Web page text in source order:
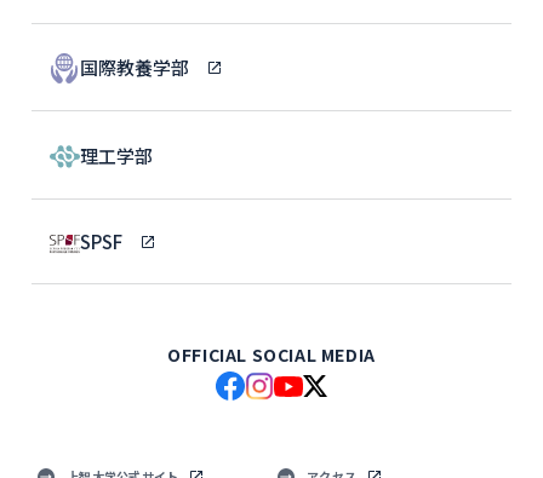
国際教養学部
理工学部
SPSF
OFFICIAL SOCIAL MEDIA